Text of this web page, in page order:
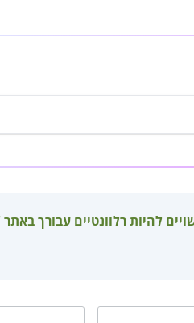
להיות רלוונטיים עבורך